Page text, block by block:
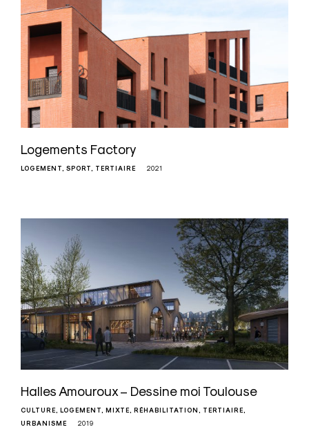
Logements Factory
LOGEMENT SPORT TERTIAIRE 2021
Halles Amouroux – Dessine moi Toulouse
CULTURE LOGEMENT MIXTE RÉHABILITATION
TERTIAIRE
URBANISME
2019